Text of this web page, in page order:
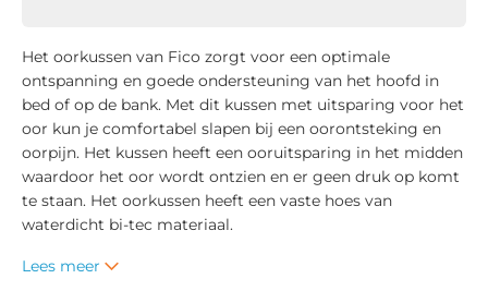
Het oorkussen van Fico zorgt voor een optimale
ontspanning en goede ondersteuning van het hoofd in
bed of op de bank. Met dit kussen met uitsparing voor het
oor kun je comfortabel slapen bij een oorontsteking en
oorpijn. Het kussen heeft een ooruitsparing in het midden
waardoor het oor wordt ontzien en er geen druk op komt
te staan. Het oorkussen heeft een vaste hoes van
waterdicht bi-tec materiaal.
Lees meer